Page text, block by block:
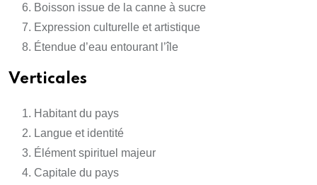
Boisson issue de la canne à sucre
Expression culturelle et artistique
Étendue d’eau entourant l’île
Verticales
Habitant du pays
Langue et identité
Élément spirituel majeur
Capitale du pays